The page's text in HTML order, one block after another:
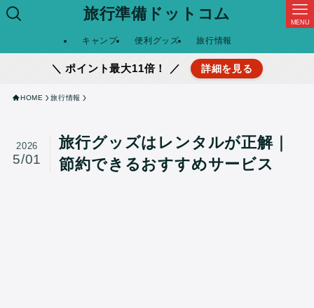
旅行準備ドットコム MENU
キャンプ 便利グッズ 旅行情報
＼ ポイント最大11倍！ ／ 詳細を見る
HOME 旅行情報
旅行グッズはレンタルが正解｜
節約できるおすすめサービス
2026
5/01